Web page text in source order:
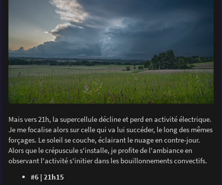
Mais vers 21h, la supercellule décline et perd en activité électrique.
Je me focalise alors sur celle qui va lui succéder, le long des mêmes
forçages. Le soleil se couche, éclairant le nuage en contre-jour.
Alors que le crépuscule s'installe, je profite de l'ambiance en
observant l'activité s'initier dans les bouillonnements convectifs.
#6 | 21h15